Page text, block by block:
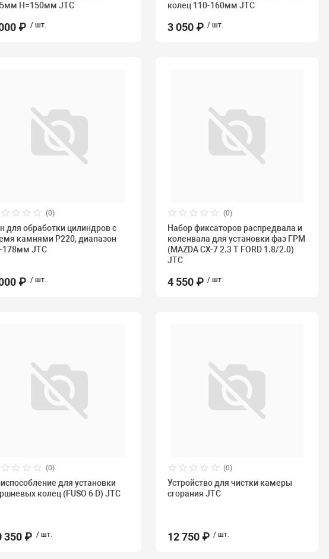
Н=150мм JTC
₽ / шт.
колец 110-160мм JTC
3 050 ₽ / шт.
(0)
для обработки цилиндров с
камнями P220, диапазон
178мм JTC
₽ / шт.
(0)
Набор фиксаторов распредвала и
коленвала для установки фаз ГРМ
(MAZDA CX-7 2.3 T FORD 1.8/2.0)
JTC
4 550 ₽ / шт.
(0)
для установки
колец (FUSO 6 D) JTC
350 ₽ / шт.
(0)
Устройство для чистки камеры
сгорания JTC
12 750 ₽ / шт.